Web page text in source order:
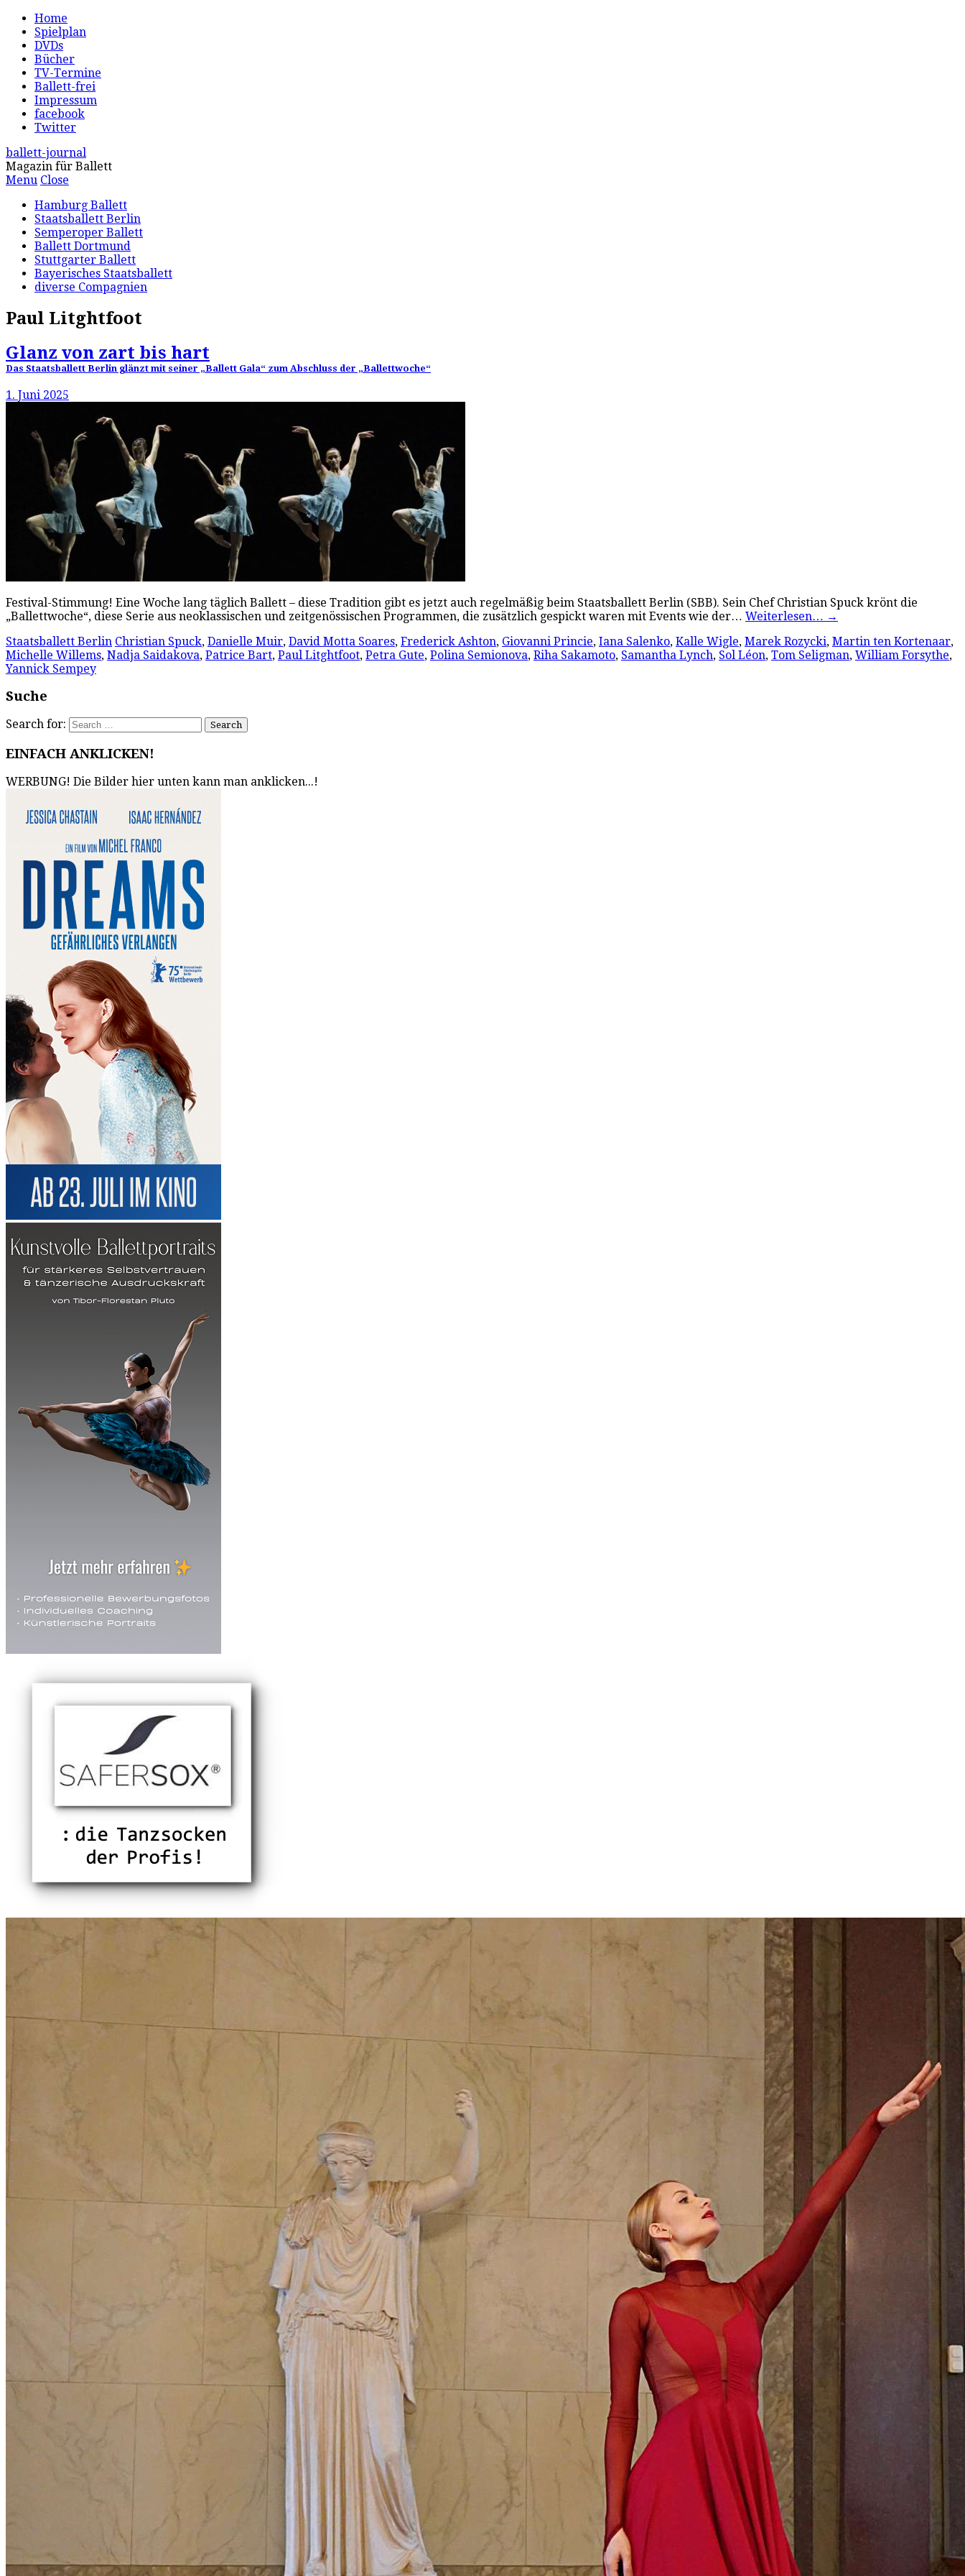
Home
Spielplan
DVDs
Bücher
TV-Termine
Ballett-frei
Impressum
facebook
Twitter
ballett-journal
Magazin für Ballett
Menu Close
Hamburg Ballett
Staatsballett Berlin
Semperoper Ballett
Ballett Dortmund
Stuttgarter Ballett
Bayerisches Staatsballett
diverse Compagnien
Paul Litghtfoot
Glanz von zart bis hart
Das Staatsballett Berlin glänzt mit seiner „Ballett Gala“ zum Abschluss der „Ballettwoche“
1. Juni 2025
Festival-Stimmung! Eine Woche lang täglich Ballett – diese Tradition gibt es jetzt auch regelmäßig beim Staatsballett Berlin (SBB). Sein Chef Christian Spuck krönt die
„Ballettwoche“, diese Serie aus neoklassischen und zeitgenössischen Programmen, die zusätzlich gespickt waren mit Events wie der… Weiterlesen… →
Staatsballett Berlin Christian Spuck, Danielle Muir, David Motta Soares, Frederick Ashton, Giovanni Princie, Iana Salenko, Kalle Wigle, Marek Rozycki, Martin ten Kortenaar,
Michelle Willems, Nadja Saidakova, Patrice Bart, Paul Litghtfoot, Petra Gute, Polina Semionova, Riha Sakamoto, Samantha Lynch, Sol Léon, Tom Seligman, William Forsythe,
Yannick Sempey
Suche
Search for:
EINFACH ANKLICKEN!
WERBUNG! Die Bilder hier unten kann man anklicken...!